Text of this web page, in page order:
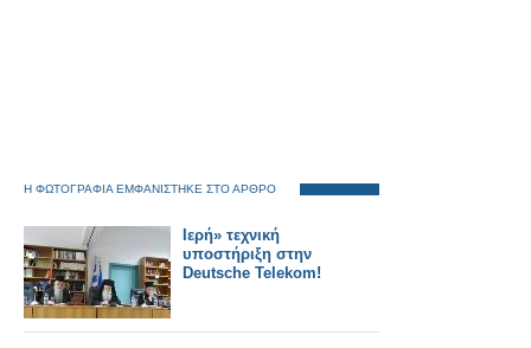
Η ΦΩΤΟΓΡΑΦΙΑ ΕΜΦΑΝΙΣΤΗΚΕ ΣΤΟ ΑΡΘΡΟ
Ιερή» τεχνική
υποστήριξη στην
Deutsche Telekom!